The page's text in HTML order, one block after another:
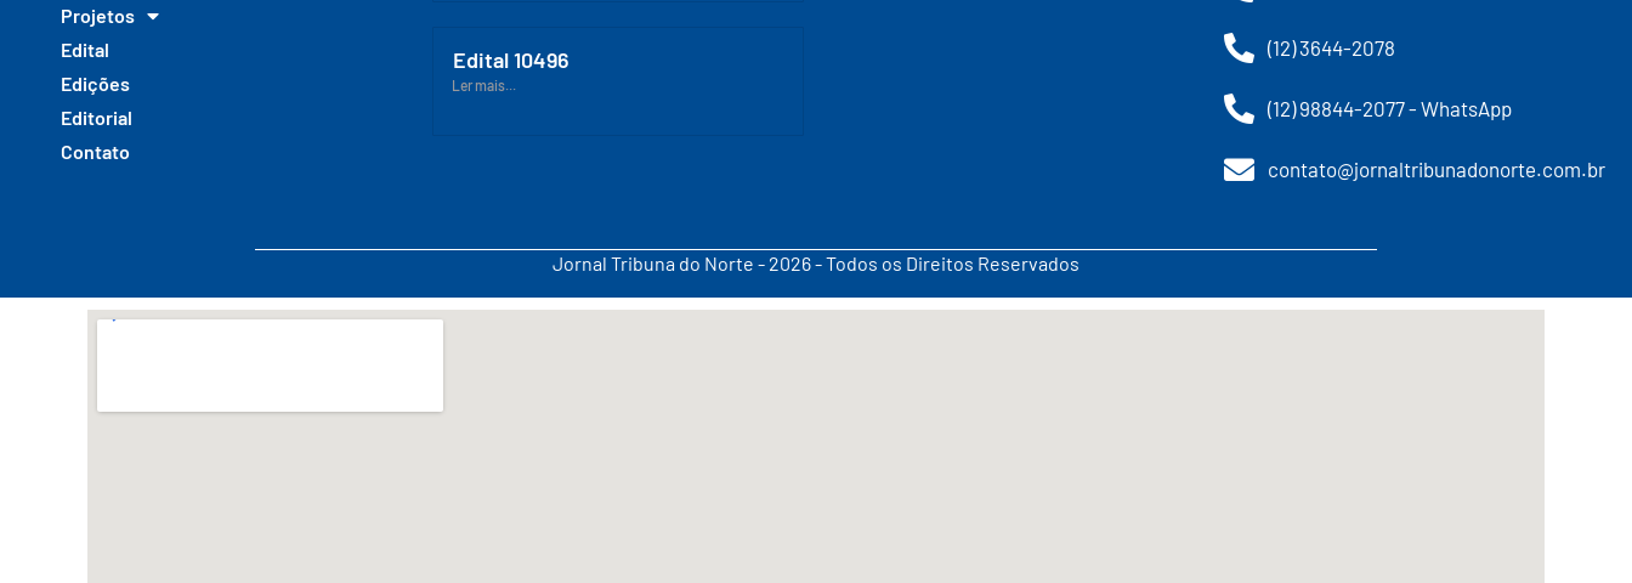
Projetos
Edital
Edições
Editorial
Contato
Edital 10496
Ler mais...
(12) 3644-2078
(12) 98844-2077 - WhatsApp
contato@jornaltribunadonorte.com.br
Jornal Tribuna do Norte - 2026 - Todos os Direitos Reservados